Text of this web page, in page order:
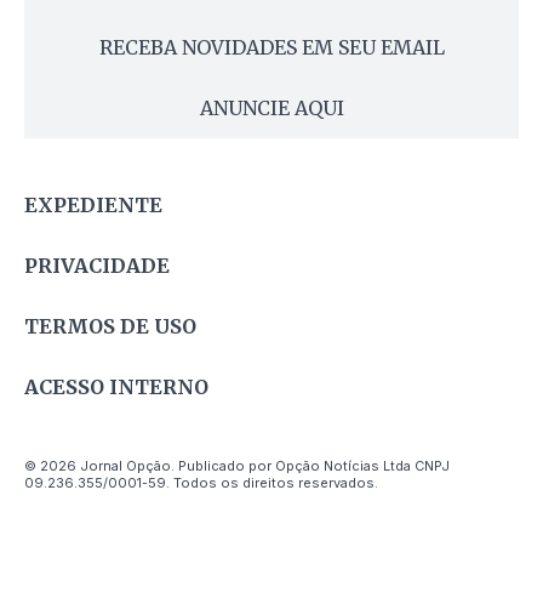
RECEBA NOVIDADES EM SEU EMAIL
ANUNCIE AQUI
EXPEDIENTE
PRIVACIDADE
TERMOS DE USO
ACESSO INTERNO
© 2026 Jornal Opção. Publicado por Opção Notícias Ltda CNPJ
09.236.355/0001-59. Todos os direitos reservados.